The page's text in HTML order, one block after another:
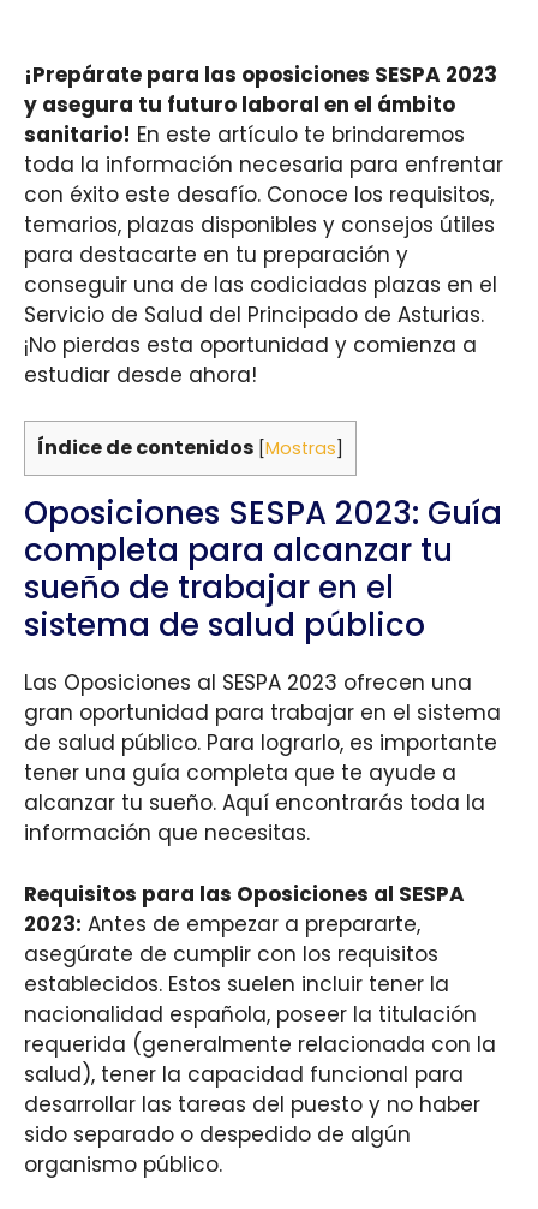
¡Prepárate para las oposiciones SESPA 2023
y asegura tu futuro laboral en el ámbito
sanitario! En este artículo te brindaremos
toda la información necesaria para enfrentar
con éxito este desafío. Conoce los requisitos,
temarios, plazas disponibles y consejos útiles
para destacarte en tu preparación y
conseguir una de las codiciadas plazas en el
Servicio de Salud del Principado de Asturias.
¡No pierdas esta oportunidad y comienza a
estudiar desde ahora!
Índice de contenidos [Mostras]
Oposiciones SESPA 2023: Guía
completa para alcanzar tu
sueño de trabajar en el
sistema de salud público
Las Oposiciones al SESPA 2023 ofrecen una
gran oportunidad para trabajar en el sistema
de salud público. Para lograrlo, es importante
tener una guía completa que te ayude a
alcanzar tu sueño. Aquí encontrarás toda la
información que necesitas.
Requisitos para las Oposiciones al SESPA
2023: Antes de empezar a prepararte,
asegúrate de cumplir con los requisitos
establecidos. Estos suelen incluir tener la
nacionalidad española, poseer la titulación
requerida (generalmente relacionada con la
salud), tener la capacidad funcional para
desarrollar las tareas del puesto y no haber
sido separado o despedido de algún
organismo público.